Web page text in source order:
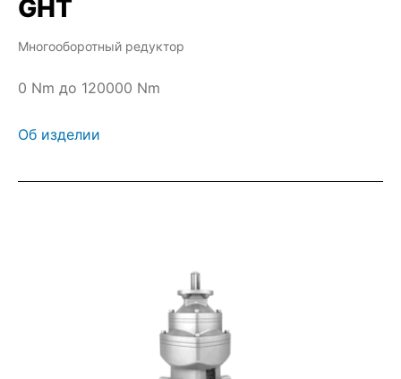
GHT
Многооборотный редуктор
0 Nm до 120000 Nm
Об изделии